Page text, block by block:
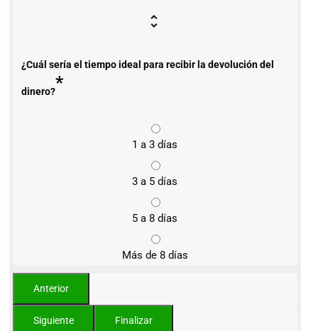
¿Cuál sería el tiempo ideal para recibir la devolución del
dinero?*
1 a 3 días
3 a 5 días
5 a 8 días
Más de 8 días